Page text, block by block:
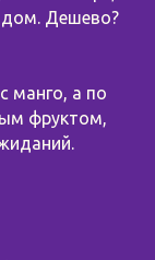
дом. Дешево?
манго, а по
фруктом,